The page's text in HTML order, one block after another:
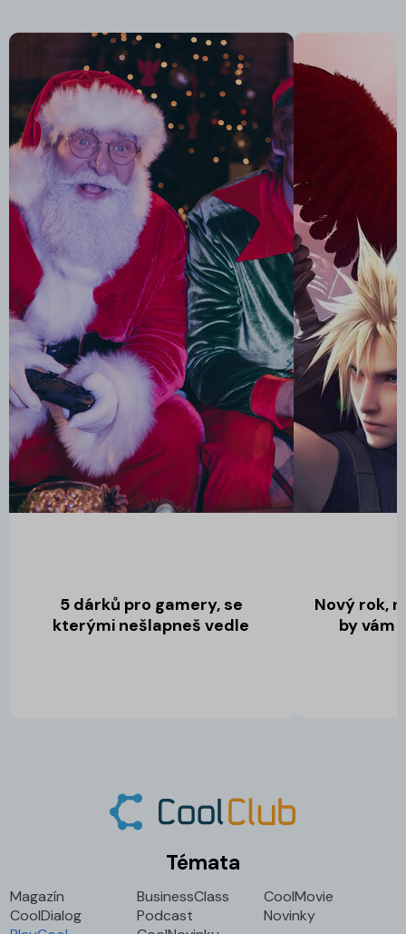
5 dárků pro gamery, se
kterými nešlapneš vedle
Nový rok,
by vám
Témata
Magazín BusinessClass
CoolMovie
CoolDialog
Podcast
Novinky